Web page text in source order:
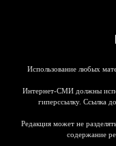
Использование любых
Интернет-СМИ должны
гиперссылку. Ссылка
Редакция может не
содержание